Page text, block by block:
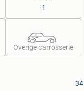
1
Overige carrosserie
34